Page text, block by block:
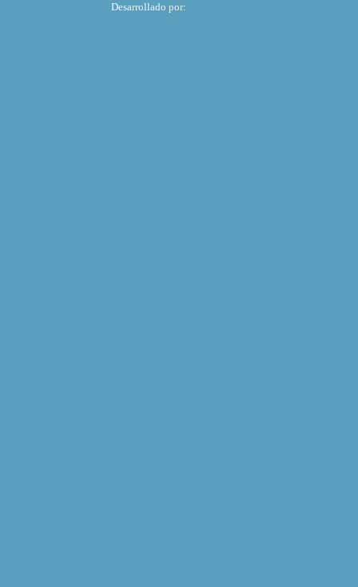
Desarrollado por: